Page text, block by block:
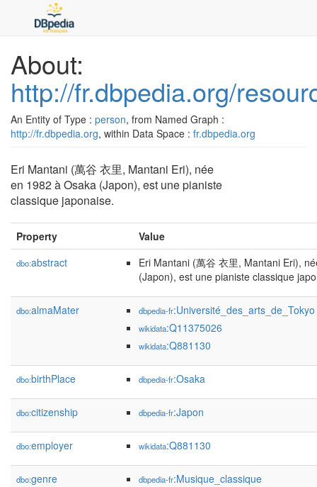
About:
http://fr.dbpedia.org/
An Entity of Type : person, from Named Graph :
http://fr.dbpedia.org, within Data Space : fr.dbpedia.org
Eri Mantani (萬谷 衣里, Mantani Eri), née
en 1982 à Osaka (Japon), est une pianiste
classique japonaise.
Property Value
dbo:abstract
Eri Mantani (萬谷 衣里, Mantani Eri),
(Japon), est une pianiste classique
dbo:almaMater dbpedia-fr:Université_des_arts_de_Tokyo
wikidata:Q11375026
wikidata:Q881130
dbo:birthPlace dbpedia-fr:Osaka
dbo:citizenship dbpedia-fr:Japon
dbo:employer wikidata:Q881130
dbo:genre dbpedia-fr:Musique_classique